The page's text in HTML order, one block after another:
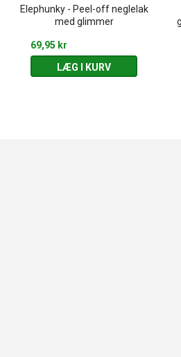
Elephunky - Peel-off neglelak
med glimmer
69,95 kr
LÆG I KURV